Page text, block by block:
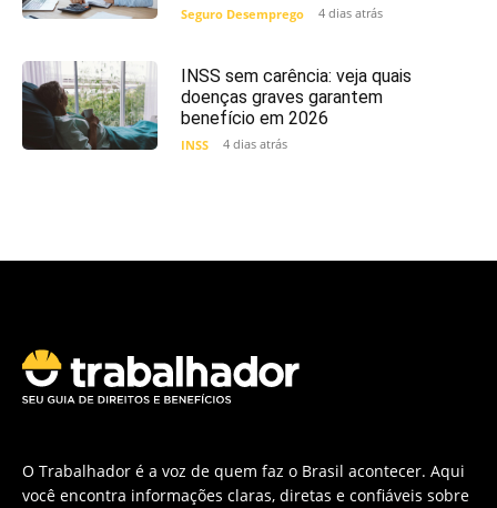
Seguro Desemprego 4 dias atrás
INSS sem carência: veja quais
doenças graves garantem
benefício em 2026
INSS 4 dias atrás
O Trabalhador é a voz de quem faz o Brasil acontecer. Aqui
você encontra informações claras, diretas e confiáveis sobre